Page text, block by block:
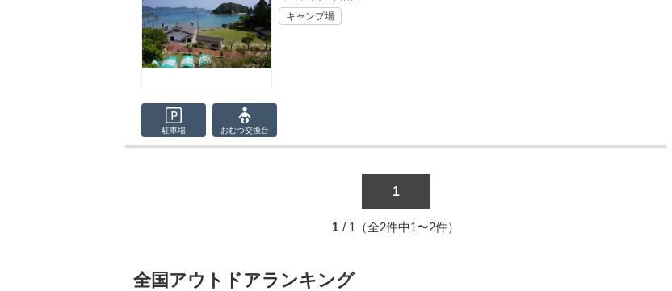
キャンプ場
駐車場 おむつ交換台
1
1 / 1（全2件中1〜2件）
全国アウトドアランキング